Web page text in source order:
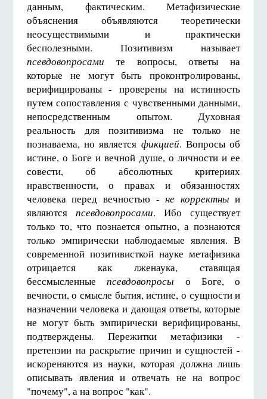
данным, фактическим. Метафизические
объяснения объявляются теоретически
неосуществимыми и практически
бесполезными. Позитивизм называет
псевдовопросами те вопросы, ответы на
которые не могут быть проконтролированы,
верифицированы - проверены на истинность
путем сопоставления с чувственными данными,
непосредственным опытом. Духовная
реальность для позитивизма не только не
познаваема, но является фикцией. Вопросы об
истине, о Боге и вечной душе, о личности и ее
совести, об абсолютных критериях
нравственности, о правах и обязанностях
человека перед вечностью -не корректны и
являются псевдовопросами. Ибо существует
только то, что познается опытно, а познаются
только эмпирически наблюдаемые явления. В
современной позитивисткой науке метафизика
отрицается как лженаука, ставящая
бессмысленныепсевдовопросы о Боге, о
вечности, о смысле бытия, истине, о сущности и
назначении человека и дающая ответы, которые
не могут быть эмпирически верифицированы,
подтверждены. Пережитки метафизики -
претензии на раскрытие причин и сущностей -
искореняются из науки, которая должна лишь
описывать явления и отвечать не на вопрос
"почему", а на вопрос "как".